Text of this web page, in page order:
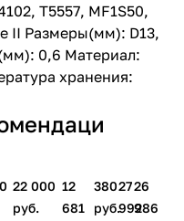
T5557, MF1S50,
II Размеры(мм): D13,
0,6 Материал:
хранения:
22 000
руб.
12
681
380
руб.
27
992
26
986